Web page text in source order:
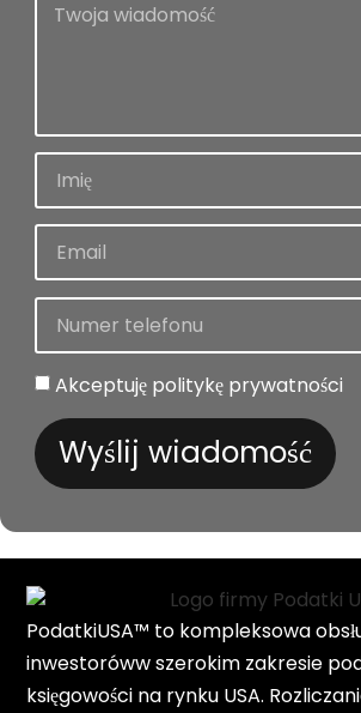
Akceptuję politykę prywatności
Wyślij wiadomość
PodatkiUSA™ to kompleksowa
inwestoróww szerokim zakresie
księgowości na rynku USA.